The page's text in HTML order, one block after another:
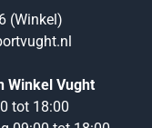
(Winkel)
Winkel Vught
tot 18:00